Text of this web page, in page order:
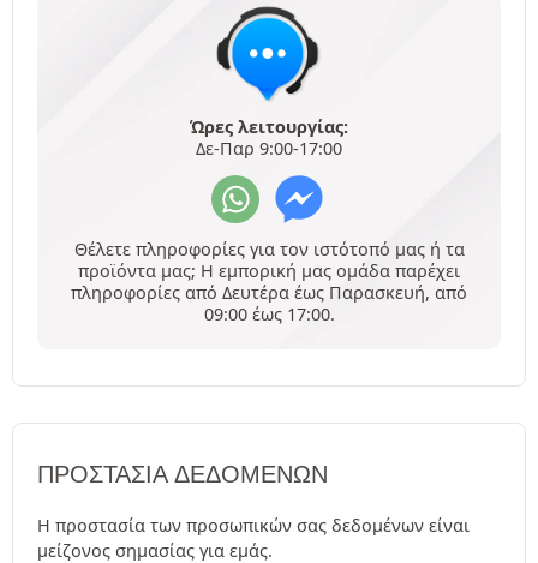
Ώρες λειτουργίας:
Δε-Παρ 9:00-17:00
Θέλετε πληροφορίες για τον ιστότοπό μας ή τα
προϊόντα μας; Η εμπορική μας ομάδα παρέχει
πληροφορίες από Δευτέρα έως Παρασκευή, από
09:00 έως 17:00.
ΠΡΟΣΤΑΣΊΑ ΔΕΔΟΜΈΝΩΝ
Η προστασία των προσωπικών σας δεδομένων είναι
μείζονος σημασίας για εμάς.